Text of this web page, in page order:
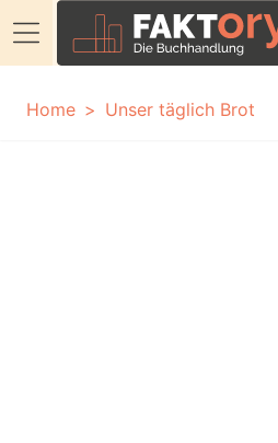
Home
Unser täglich Brot